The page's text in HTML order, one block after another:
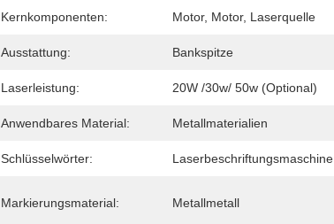
Kernkomponenten: Motor, Motor, Laserquelle
Ausstattung: Bankspitze
Laserleistung: 20W /30w/ 50w (optional)
Anwendbares Material: Metallmaterialien
Schlüsselwörter: Laserbeschriftungsmaschine
Markierungsmaterial: Metallmetall